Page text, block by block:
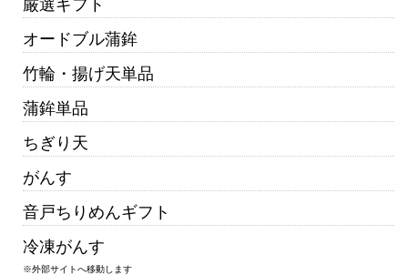
厳選ギフト
オードブル蒲鉾
竹輪・揚げ天単品
蒲鉾単品
ちぎり天
がんす
音戸ちりめんギフト
冷凍がんす
※外部サイトへ移動します